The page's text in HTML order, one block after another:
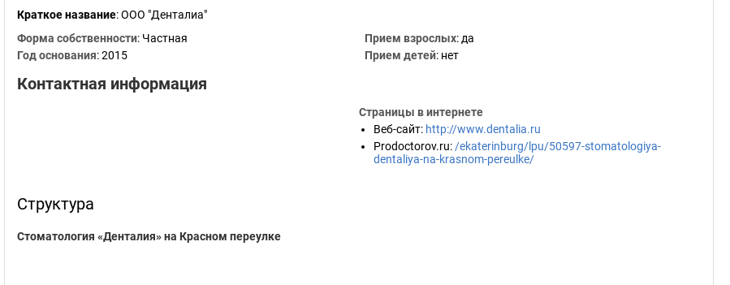
Краткое название:ООО "Денталиа"
Форма собственности: Частная
Год основания:2015
Прием взрослых: да
Прием детей: нет
Контактная информация
Страницы в интернете
Веб-сайт: http://www.dentalia.ru
Prodoctorov.ru: /ekaterinburg/lpu/50597-stomatologiya-
dentaliya-na-krasnom-pereulke/
Структура
Стоматология «Денталия» на Красном переулке